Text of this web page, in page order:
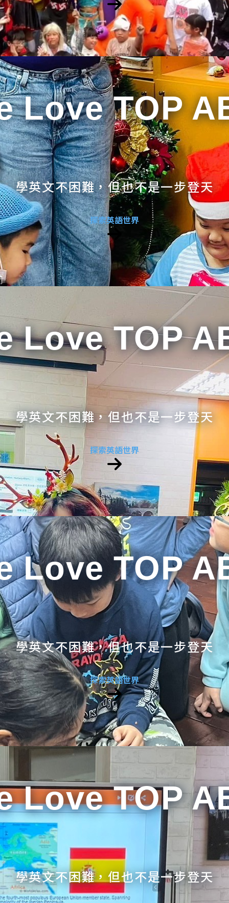
Love TOP
學英文不困難，但也不是一步登天
探索英語世界
Love TOP
學英文不困難，但也不是一步登天
探索英語世界
Love TOP
學英文不困難，但也不是一步登天
探索英語世界
Love TOP
學英文不困難，但也不是一步登天